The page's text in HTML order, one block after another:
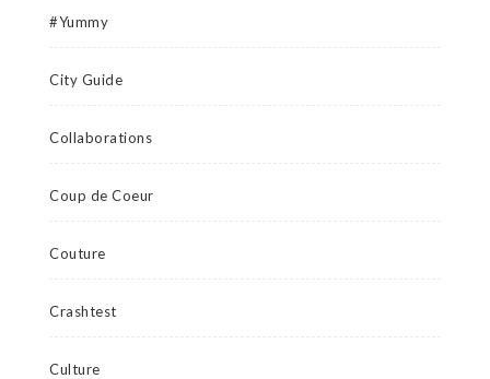
#Yummy
City Guide
Collaborations
Coup de Coeur
Couture
Crashtest
Culture